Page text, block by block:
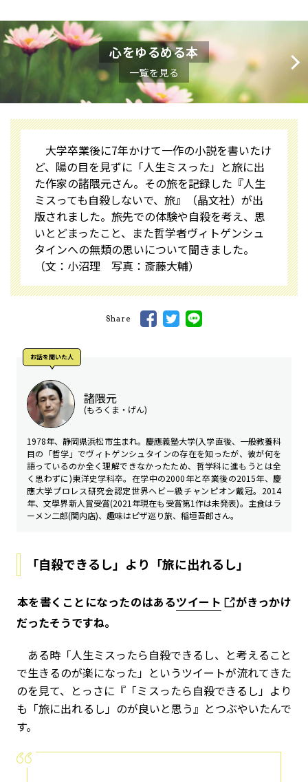
心をゆるめる本
一覧を見る
大学卒業後に7年かけて一作の小説を書いたけ
ど、陽の目を見ずに「人生ミスった」と旅に出
た作家の諸隈元さん。その旅を記録した『人生
ミスっても自殺しないで、旅』（晶文社）が出
版されました。旅先での体験や自殺を考え、思
いとどまったこと、また哲学者ヴィトゲンシュ
タインへの無類の思いについて聞きました。
（文：小沼理 写真：斎藤大輔）
Share
お話を聞いた⼈
諸隈元
(もろくま・げん)
1978年、静岡県浜松市生まれ。慶應義塾大学(入学直後、一般教養科
目の「哲学」でヴィトゲンシュタインの存在を知ったが、彼が何を
語っているのか全く理解できなかったため、哲学科に進もうとは全
く思わずに)東洋史学科卒。在学中の2000年と卒業後の2015年、慶
應大学プロレス研究会認定世界ヘビー級チャンピオン戴冠。2014
年、文學界新人賞受賞(2021年現在も受賞第1作は未発表)。主食はラ
ーメン二郎(関内店)、趣味はピザ巡り旅、稲垣吾郎さん。
「自殺できるし」より「旅に出れるし」
――本を書くことになったのはあるツイート
がきっかけ
だったそうですね。
ある時「人生ミスったら自殺できるし、と考えること
で生きるのが楽になった」というツイートが流れてきた
のを見て、とっさに『「ミスったら自殺できるし」より
も「旅に出れるし」のが良いと思う』とつぶやいたんで
す。